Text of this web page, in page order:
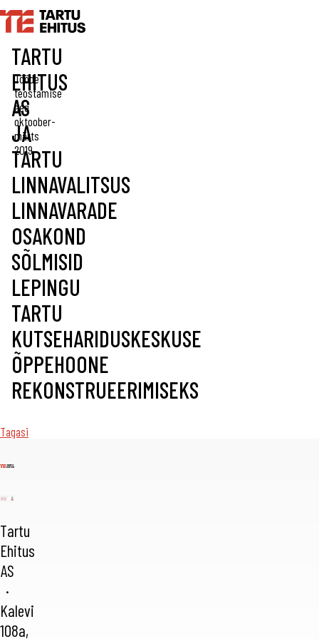
TARTU
EHITUS
AS
JA
TARTU
LINNAVALITSUS
LINNAVARADE
OSAKOND
SÕLMISID
LEPINGU
TARTU
KUTSEHARIDUSKESKUSE
ÕPPEHOONE
REKONSTRUEERIMISEKS
Tagasi
Tööde
teostamise
aeg
oktoober-
märts
2019
Tartu
Ehitus
AS
·
Kalevi
108a,